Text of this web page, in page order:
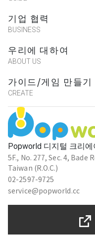
*第五關是配
舞廳有的物品。
2023-08-06 22:06:46
林欣慧
2023-06-26 22:50:07
很好玩～
魚有製作｜
遊戲設計大師
Popworld 디지털 크리
5F., No. 277, Sec. 4, Bade
Taiwan (R.O.C.)
02-2597-9725
service@popworld.cc
기업 협력
BUSINESS
우리에 대하여
ABOUT US
가이드/게임 만들기
CREATE